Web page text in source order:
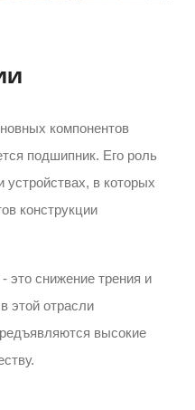
компонентов
подшипник. Его роль
в которых
конструкции
это снижение трения и
этой отрасли
высокие